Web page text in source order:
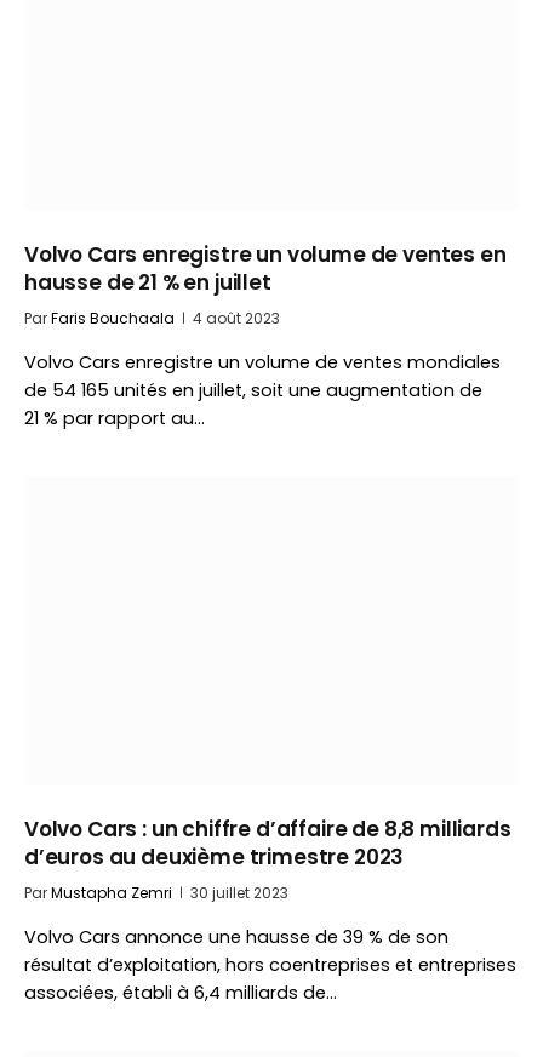
Volvo Cars enregistre un volume de ventes en
hausse de 21 % en juillet
ParFaris Bouchaala 4 août 2023
Volvo Cars enregistre un volume de ventes mondiales
de 54 165 unités en juillet, soit une augmentation de
21 % par rapport au…
Volvo Cars : un chiffre d’affaire de 8,8 milliards
d’euros au deuxième trimestre 2023
ParMustapha Zemri 30 juillet 2023
Volvo Cars annonce une hausse de 39 % de son
résultat d’exploitation, hors coentreprises et entreprises
associées, établi à 6,4 milliards de…